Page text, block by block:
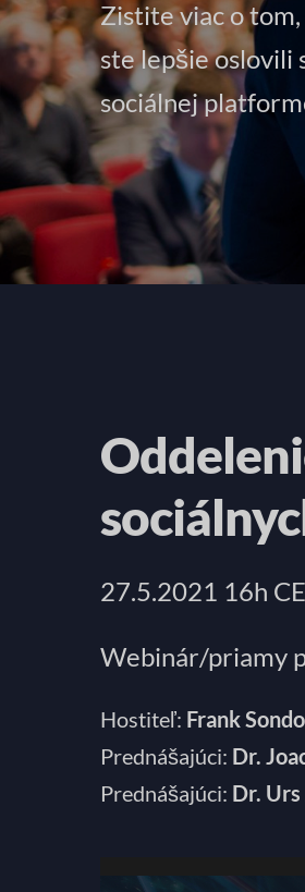
Zistite viac o
ste lepšie oslovili
sociálnej
27.5.2021 16h
Webinár/priamy
Hostiteľ: Frank
Prednášajúci: Dr.
Prednášajúci: Dr.
Video